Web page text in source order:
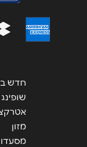
חדש
מזון